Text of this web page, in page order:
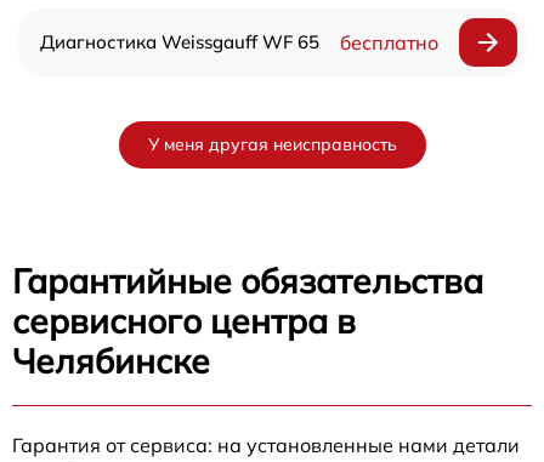
Диагностика Weissgauff WF 65 бесплатно
У меня другая неисправность
Гарантийные обязательства
сервисного центра в
Челябинске
Гарантия от сервиса: на установленные нами детали